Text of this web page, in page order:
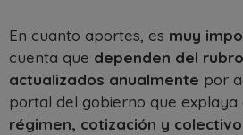
En cuanto aportes, es muy
cuenta que dependen del
actualizados anualmente por
portal del gobierno que explaya
régimen, cotización y colectivo